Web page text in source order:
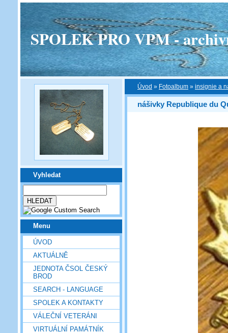
SPOLEK PRO VPM -
Vyhledat
Menu
ÚVOD
AKTUÁLNĚ
JEDNOTA ČSOL ČESKÝ
BROD
SEARCH - LANGUAGE
SPOLEK A KONTAKTY
VÁLEČNÍ VETERÁNI
VIRTUÁLNÍ PAMÁTNÍK
Úvod » Fotoalbum » insignie a
nášivky Republique du